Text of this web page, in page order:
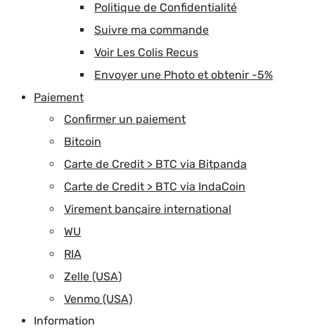
Politique de Confidentialité
Suivre ma commande
Voir Les Colis Recus
Envoyer une Photo et obtenir -5%
Paiement
Confirmer un paiement
Bitcoin
Carte de Credit > BTC via Bitpanda
Carte de Credit > BTC via IndaCoin
Virement bancaire international
WU
RIA
Zelle (USA)
Venmo (USA)
Information